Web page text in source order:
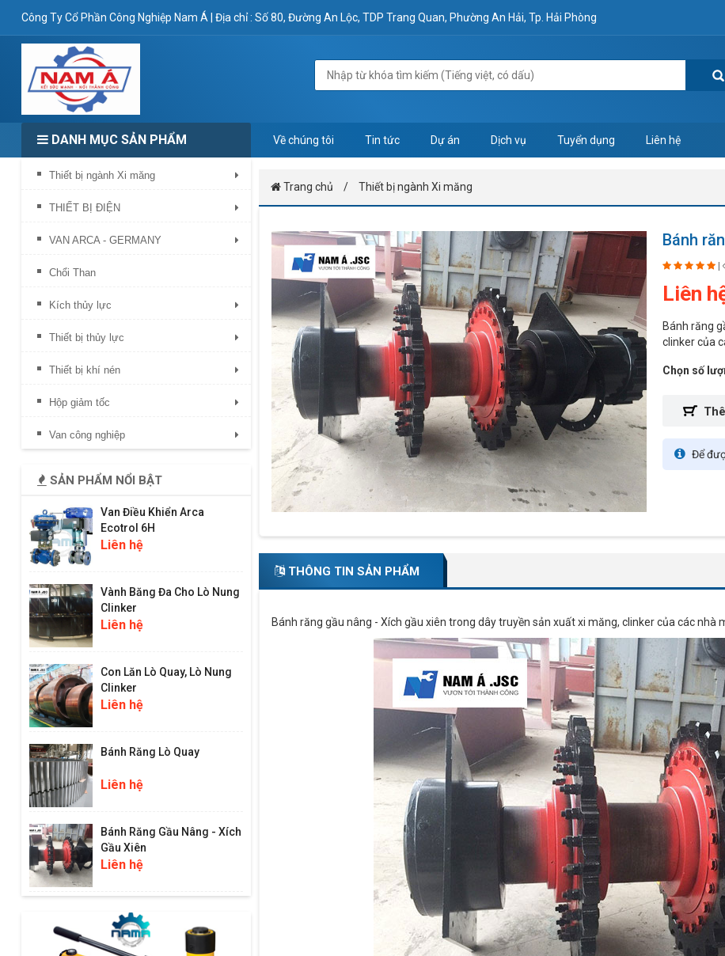
Công Ty Cổ Phần Công Nghiệp Nam Á Địa chỉ : Số 80, Đường An Lộc, TDP Trang Quan, Phường An Hải, Tp. Hải Phòng
DANH MỤC SẢN PHẨM Về chúng tôi Tin tức Dự án Dịch vụ Tuyển dụng Liên hệ
Trang chủ Thiết bị ngành Xi măng
Bánh
Liên
Bánh răng
clinker của
Chọn số
Để
THÔNG TIN SẢN PHẨM
Bánh răng gầu nâng - Xích gầu xiên trong dây truyền sản xuất xi măng, clinker của các nhà
Thiết bị ngành Xi măng
THIẾT BỊ ĐIỆN
VAN ARCA - GERMANY
Chổi Than
Kích thủy lực
Thiết bị thủy lực
Thiết bị khí nén
Hộp giảm tốc
Van công nghiệp
SẢN PHẨM NỔI BẬT
Van Điều Khiển Arca
Ecotrol 6H
Liên hệ
Vành Băng Đa Cho Lò Nung
Clinker
Liên hệ
Con Lăn Lò Quay, Lò Nung
Clinker
Liên hệ
Bánh Răng Lò Quay
Liên hệ
Bánh Răng Gầu Nâng - Xích
Gầu Xiên
Liên hệ